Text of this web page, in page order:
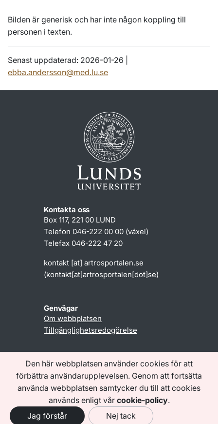
Den här webbplatsen använder cookies för att
förbättra användarupplevelsen. Genom att fortsätta
använda webbplatsen samtycker du till att cookies
används enligt vår cookie-policy.
Jag förstår
Nej tack
Bilden är generisk och har inte någon koppling till
personen i texten.
Senast uppdaterad: 2026-01-26 |
ebba.andersson@med.lu.se
Kontakta oss
Box 117, 221 00 LUND
Telefon 046-222 00 00 (växel)
Telefax 046-222 47 20
kontakt [at] artrosportalen.se
(kontakt[at]artrosportalen[dot]se)
Genvägar
Om webbplatsen
Tillgänglighetsredogörelse
Följ oss